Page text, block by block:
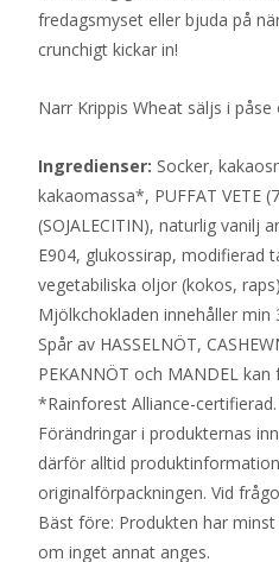
fredagsmyset eller bjuda på
crunchigt kickar in!
Narr Krippis Wheat säljs i påse
Ingredienser: Socker,
kakaomassa*, PUFFAT VETE
(SOJALECITIN), naturlig vanilj
E904, glukossirap, modifierad
vegetabiliska oljor (kokos,
Mjölkchokladen innehåller min
Spår av HASSELNÖT,
PEKANNÖT och MANDEL
*Rainforest Alliance-
Förändringar i produkternas
därför alltid
originalförpackningen. Vid
Bäst före: Produkten har
om inget annat anges.